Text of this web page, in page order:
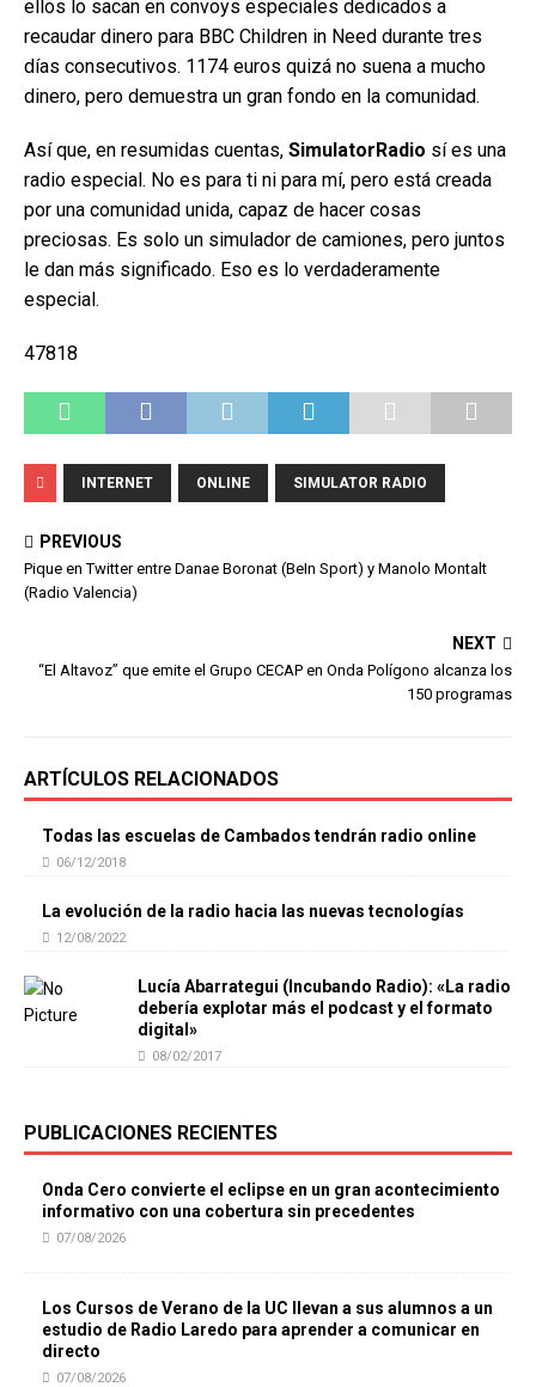
ellos lo sacan en convoys especiales dedicados a
recaudar dinero para BBC Children in Need durante tres
días consecutivos. 1174 euros quizá no suena a mucho
dinero, pero demuestra un gran fondo en la comunidad.
Así que, en resumidas cuentas, SimulatorRadio sí es una
radio especial. No es para ti ni para mí, pero está creada
por una comunidad unida, capaz de hacer cosas
preciosas. Es solo un simulador de camiones, pero juntos
le dan más significado. Eso es lo verdaderamente
especial.
47818
INTERNET ONLINE SIMULATOR RADIO
PREVIOUS
Pique en Twitter entre Danae Boronat (BeIn Sport) y Manolo Montalt
(Radio Valencia)
NEXT
“El Altavoz” que emite el Grupo CECAP en Onda Polígono alcanza los
150 programas
ARTÍCULOS RELACIONADOS
Todas las escuelas de Cambados tendrán radio online
06/12/2018
La evolución de la radio hacia las nuevas tecnologías
12/08/2022
Lucía Abarrategui (Incubando Radio): «La radio
debería explotar más el podcast y el formato
digital»
08/02/2017
PUBLICACIONES RECIENTES
Onda Cero convierte el eclipse en un gran acontecimiento
informativo con una cobertura sin precedentes
07/08/2026
Los Cursos de Verano de la UC llevan a sus alumnos a un
estudio de Radio Laredo para aprender a comunicar en
directo
07/08/2026